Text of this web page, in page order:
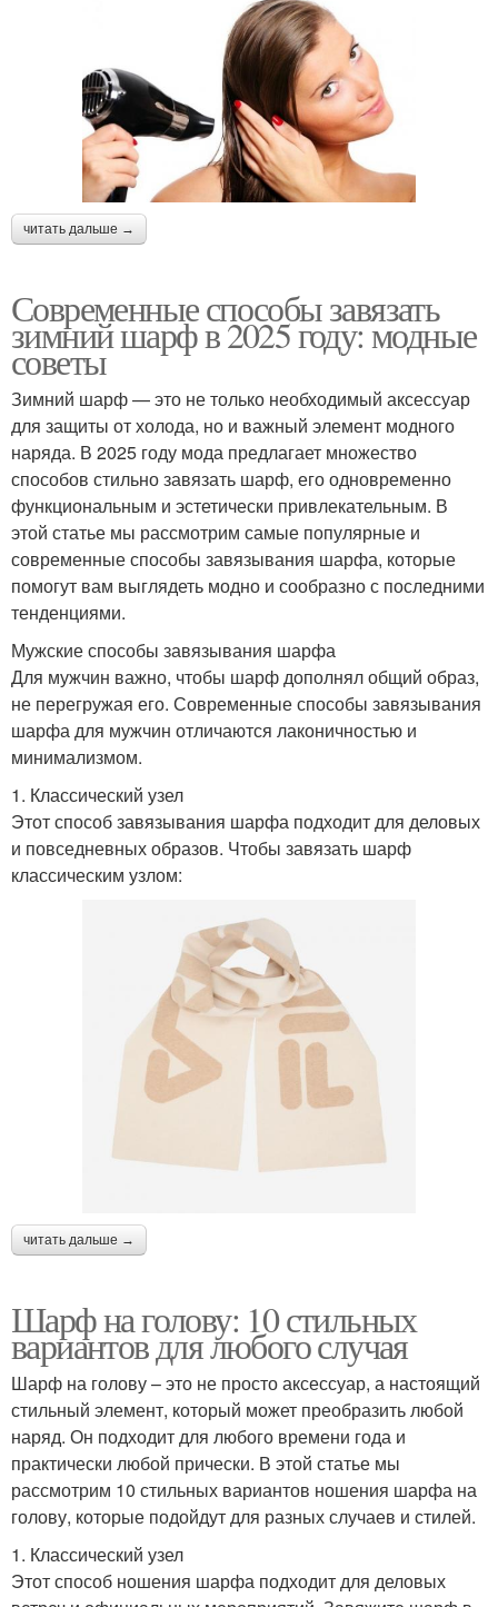
читать дальше →
Современные способы завязать
зимний шарф в 2025 году: модные
советы
Зимний шарф — это не только необходимый аксессуар
для защиты от холода, но и важный элемент модного
наряда. В 2025 году мода предлагает множество
способов стильно завязать шарф, его одновременно
функциональным и эстетически привлекательным. В
этой статье мы рассмотрим самые популярные и
современные способы завязывания шарфа, которые
помогут вам выглядеть модно и сообразно с последними
тенденциями.
Мужские способы завязывания шарфа
Для мужчин важно, чтобы шарф дополнял общий образ,
не перегружая его. Современные способы завязывания
шарфа для мужчин отличаются лаконичностью и
минимализмом.
1. Классический узел
Этот способ завязывания шарфа подходит для деловых
и повседневных образов. Чтобы завязать шарф
классическим узлом:
читать дальше →
Шарф на голову: 10 стильных
вариантов для любого случая
Шарф на голову – это не просто аксессуар, а настоящий
стильный элемент, который может преобразить любой
наряд. Он подходит для любого времени года и
практически любой прически. В этой статье мы
рассмотрим 10 стильных вариантов ношения шарфа на
голову, которые подойдут для разных случаев и стилей.
1. Классический узел
Этот способ ношения шарфа подходит для деловых